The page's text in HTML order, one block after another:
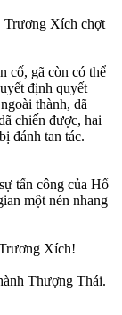
Trương Xích chợt
cố, gã còn có thể
định quyết
thành, dã
chiến được, hai
đánh tan tác.
tấn công của Hổ
một nén nhang
Xích!
Thượng Thái.